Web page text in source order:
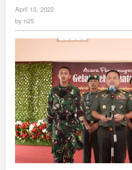
TNI
April 13, 2022
by n25